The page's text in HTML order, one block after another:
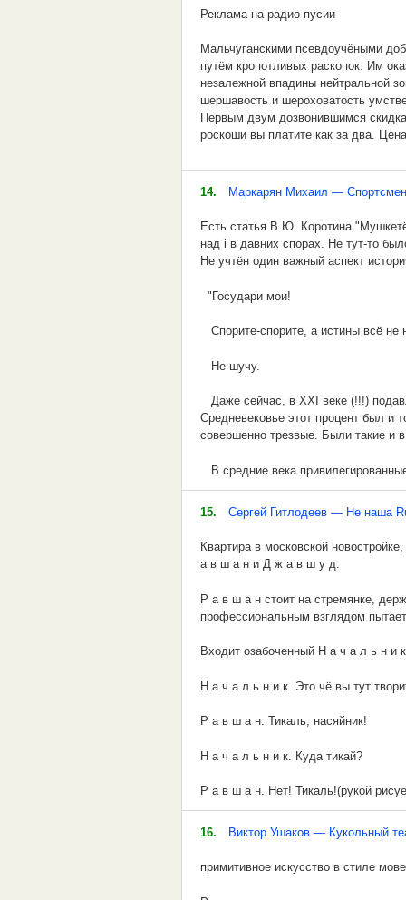
И рупь имел в наличности,
Однако не хотел иметь
На морде синяков.
Но понял я, что просто так
Вокруг темно, кругом уж ночь,
А только обострились -
На то они токсины.
Алюторская маска,
Лишь жабрами моргает.
Реклама на радио пусии
Мальчуганскими псевдоучёными
путём кропотливых раскопок. Им
незалежной впадины нейтральной
шершавость и шероховатость
Первым двум дозвонившимся
роскоши вы платите как за два.
14. Маркарян Михаил —
Есть статья В.Ю. Коротина
над i в давних спорах. Не тут-то
Не учтён один важный аспект
"Государи мои!
Спорите-спорите, а истины всё
Не шучу.
Даже сейчас, в XXI веке (!!!)
Средневековье этот процент был и
совершенно трезвые. Были такие
В средние века
невозможно поверить. Трезвенники
странная особенность.
Вот знаменитый пример
100 и всех разогнал. Пусть служил
признают факт сражения
фехтованием с практической
Хроники зафиксировали
затеяли ссору вышли ИЗ трактира.
собутыльники.
15. Сергей Гитлодеев — Не наша
Квартира в московской
а в ш а н и Д ж а в ш у д.
Р а в ш а н стоит на стремянке,
профессиональным взглядом
Входит озабоченный Н а ч а л ь н и
Н а ч а л ь н и к. Это чё вы тут
Р а в ш а н. Тикаль, насяйник!
Н а ч а л ь н и к. Куда тикай?
Р а в ш а н. Нет! Тикаль!(рукой
Н а ч а л ь н и к. Вертикаль, что ли?
Н а ч а л ь н и к. Я же вам лазерный
16. Виктор Ушаков — Кукольный
примитивное искусство в стиле